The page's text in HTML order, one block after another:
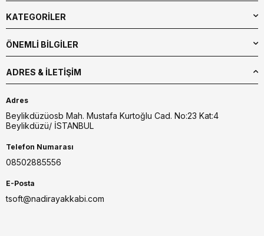
KATEGORİLER
ÖNEMLİ BİLGİLER
ADRES & İLETIŞIM
Adres
Beylikdüzüosb Mah. Mustafa Kurtoğlu Cad. No:23 Kat:4
Beylikdüzü/ İSTANBUL
Telefon Numarası
08502885556
E-Posta
tsoft@nadirayakkabi.com